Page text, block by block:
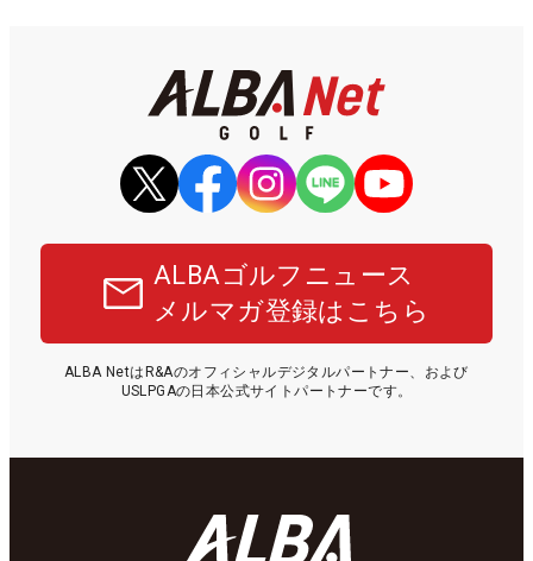
ALBAゴルフニュース
メルマガ登録はこちら
ALBA NetはR&Aのオフィシャルデジタルパートナー、および
USLPGAの日本公式サイトパートナーです。